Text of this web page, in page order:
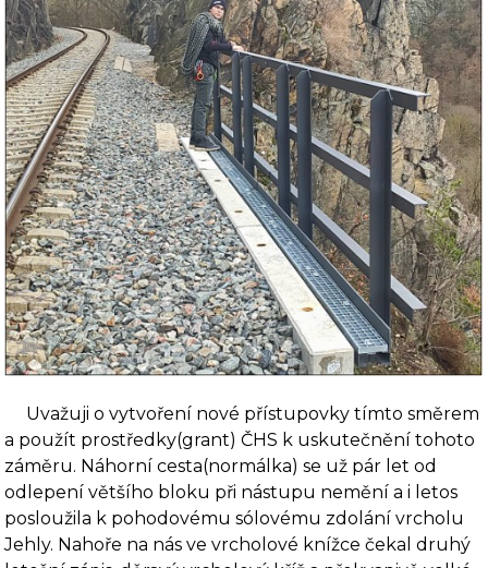
Uvažuji o vytvoření nové přístupovky tímto směrem
a použít prostředky(grant) ČHS k uskutečnění tohoto
záměru. Náhorní cesta(normálka) se už pár let od
odlepení většího bloku při nástupu nemění a i letos
posloužila k pohodovému sólovému zdolání vrcholu
Jehly. Nahoře na nás ve vrcholové knížce čekal druhý